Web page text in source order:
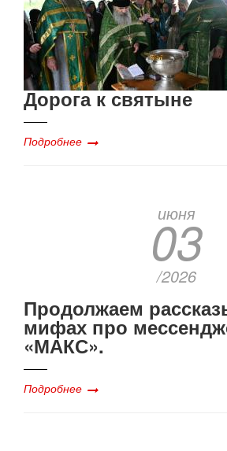
Дорога к святыне
Подробнее
июня
03
/2026
Продолжаем
мифах про
«МАКС».
Подробнее